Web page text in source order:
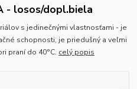
- losos/dopl.biela
s jedinečnými vlastnosťami - je
schopnosti, je priedušný a veľmi
praní do 40°C. celý popis